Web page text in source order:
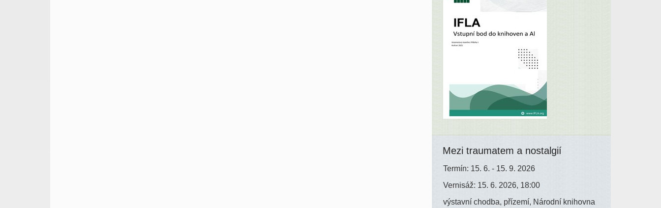
Mezi traumatem a nostalgií
Termín: 15. 6. - 15. 9. 2026
Vernisáž: 15. 6. 2026, 18:00
výstavní chodba, přízemí, Národní knihovna